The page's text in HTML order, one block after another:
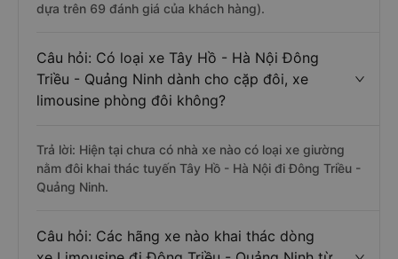
dựa trên 69 đánh giá của khách hàng).
Câu hỏi: Có loại xe Tây Hồ - Hà Nội Đông
Triều - Quảng Ninh dành cho cặp đôi, xe
limousine phòng đôi không?
Trả lời: Hiện tại chưa có nhà xe nào có loại xe giường
nằm đôi khai thác tuyến Tây Hồ - Hà Nội đi Đông Triều -
Quảng Ninh.
Câu hỏi: Các hãng xe nào khai thác dòng